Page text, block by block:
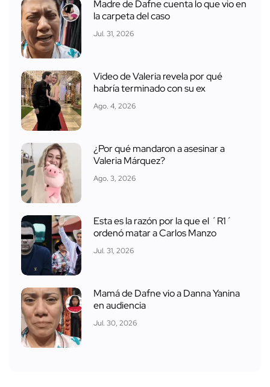
Madre de Dafne cuenta lo que vio en
la carpeta del caso
Jul. 31, 2026
Video de Valeria revela por qué
habría terminado con su ex
Ago. 4, 2026
¿Por qué mandaron a asesinar a
Valeria Márquez?
Ago. 3, 2026
Esta es la razón por la que el ´R1´
ordenó matar a Carlos Manzo
Jul. 31, 2026
Mamá de Dafne vio a Danna Yanina
en audiencia
Jul. 30, 2026